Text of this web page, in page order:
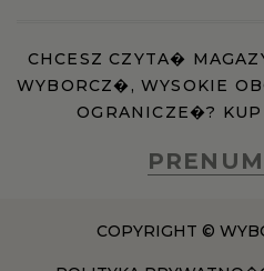
CHCESZ CZYTA�
WYBORCZ�, WYSOKIE
OGRANICZE�?
COPYRIGHT ©